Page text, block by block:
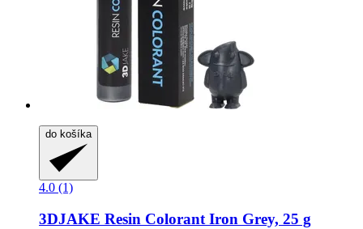
do košíka
4.0 (1)
3DJAKE Resin Colorant Iron Grey, 25 g